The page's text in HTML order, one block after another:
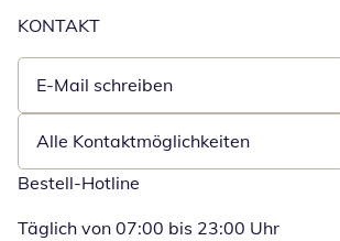
KONTAKT
E-Mail schreiben
Öffnet E-Mail-Client
Alle Kontaktmöglichkeiten
Bestell-Hotline
Täglich von 07:00 bis 23:00 Uhr